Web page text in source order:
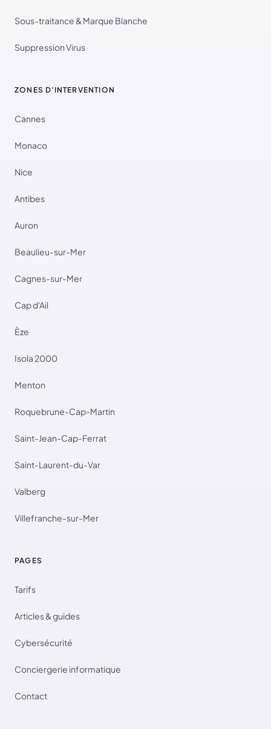
Sous-traitance & Marque Blanche
Suppression Virus
ZONES D'INTERVENTION
Cannes
Monaco
Nice
Antibes
Auron
Beaulieu-sur-Mer
Cagnes-sur-Mer
Cap d'Ail
Èze
Isola 2000
Menton
Roquebrune-Cap-Martin
Saint-Jean-Cap-Ferrat
Saint-Laurent-du-Var
Valberg
Villefranche-sur-Mer
PAGES
Tarifs
Articles & guides
Cybersécurité
Conciergerie informatique
Contact